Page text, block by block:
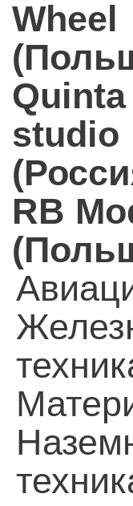
Wheel
Quinta
studio
RB